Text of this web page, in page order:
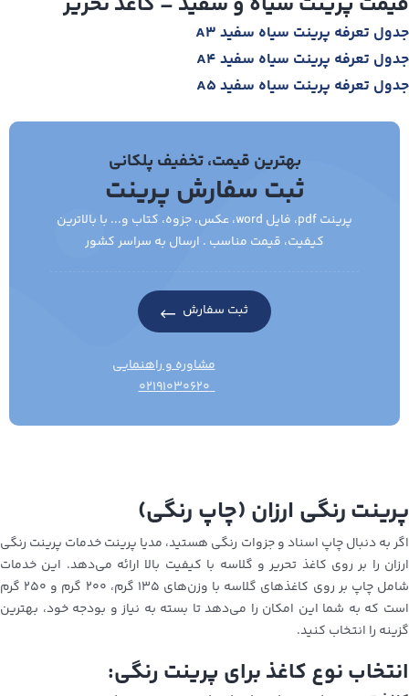
جدول تعرفه پرینت سیاه سفید A3
جدول تعرفه پرینت سیاه سفید A4
جدول تعرفه پرینت سیاه سفید A5
بهترین قیمت، تخفیف پلکانی
ثبت سفارش پرینت
پرینت pdf، فایل word، عکس، جزوه، کتاب و... با بالاترین
کیفیت، قیمت مناسب . ارسال به سراسر کشور
ثبت سفارش
مشاوره و راهنمایی
۰۲۱۹۱۰۳۰۶۲۰
پرینت رنگی ارزان (چاپ رنگی)
اگر به دنبال چاپ اسناد و جزوات رنگی هستید، مدیا پرینت خدمات پرینت رنگی
ارزان را بر روی کاغذ تحریر و گلاسه با کیفیت بالا ارائه می‌دهد. این خدمات
شامل چاپ بر روی کاغذهای گلاسه با وزن‌های ۱۳۵ گرم، ۲۰۰ گرم و ۲۵۰ گرم
است که به شما این امکان را می‌دهد تا بسته به نیاز و بودجه خود، بهترین
گزینه را انتخاب کنید.
انتخاب نوع کاغذ برای پرینت رنگی: